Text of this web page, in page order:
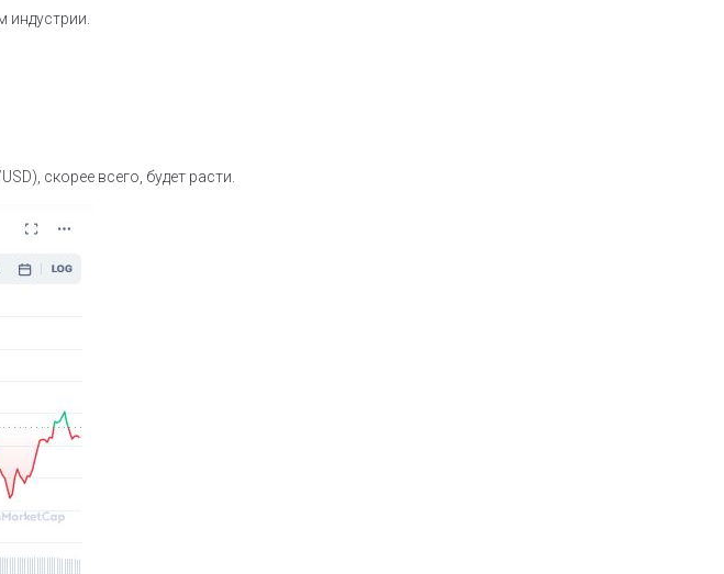
индустрии.
скорее всего, будет расти.